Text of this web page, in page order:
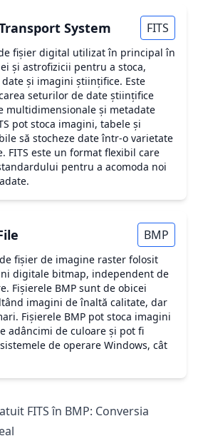
System FITS
fișier digital utilizat în principal în
și astrofizicii pentru a stoca,
și imagini științifice. Este
seturilor de date științifice
multidimensionale și metadate
pot stoca imagini, tabele și
să stocheze date într-o varietate
FITS este un format flexibil care
pentru a acomoda noi
BMP
fișier de imagine raster folosit
digitale bitmap, independent de
Fișierele BMP sunt de obicei
imagini de înaltă calitate, dar
Fișierele BMP pot stoca imagini
adâncimi de culoare și pot fi
de operare Windows, cât
FITS în BMP: Conversia